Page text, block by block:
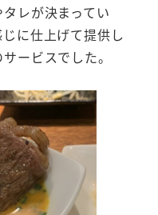
レが決まってい
に仕上げて提供し
ービスでした。